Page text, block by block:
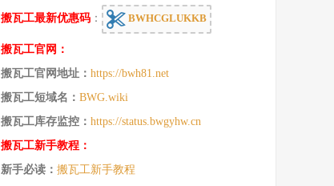
搬瓦工最新优惠码 ： BWHCGLUKKB
搬瓦工官网：
搬瓦工官网地址： https://bwh81.net
搬瓦工短域名： BWG.wiki
搬瓦工库存监控： https://status.bwgyhw.cn
搬瓦工新手教程：
新手必读： 搬瓦工新手教程